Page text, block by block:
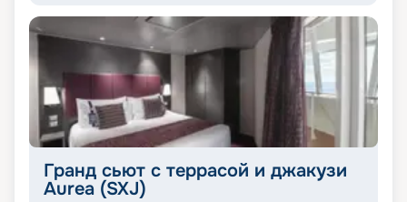
Гранд сьют с террасой и джакузи
Aurea (SXJ)